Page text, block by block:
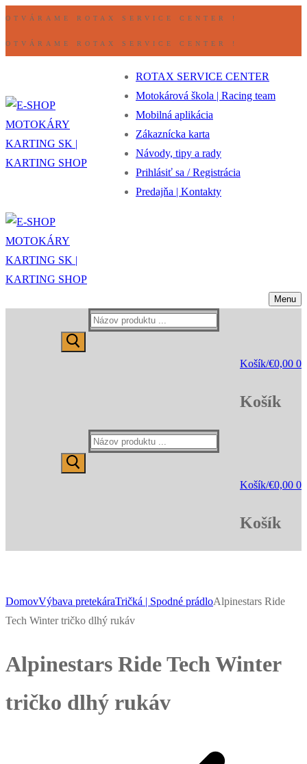
Preskočiť
Ponuka
Zavrieť
OTVÁRAME ROTAX SERVICE CENTER !
OTVÁRAME ROTAX SERVICE CENTER !
ROTAX SERVICE CENTER
Motokárová škola | Racing team
Mobilná aplikácia
Zákaznícka karta
Návody, tipy a rady
Prihlásiť sa / Registrácia
Predajňa | Kontakty
Menu
Hľadať:
Košík/€0,00 0
Košík
Hľadať:
Košík/€0,00 0
Košík
DomovVýbava pretekáraTričká | Spodné prádloAlpinestars Ride
Tech Winter tričko dlhý rukáv
Alpinestars Ride Tech Winter
tričko dlhý rukáv